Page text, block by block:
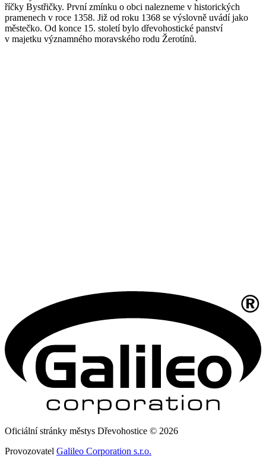
říčky Bystřičky. První zmínku o obci nalezneme v historických
pramenech v roce 1358. Již od roku 1368 se výslovně uvádí jako
městečko. Od konce 15. století bylo dřevohostické panství
v majetku významného moravského rodu Žerotínů.
Oficiální stránky městys Dřevohostice © 2026
Provozovatel Galileo Corporation s.r.o.